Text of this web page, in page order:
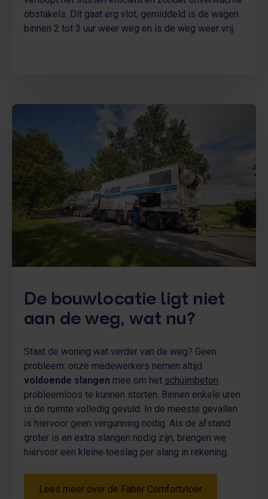
obstakels. Dit gaat erg vlot, gemiddeld is de wagen
binnen 2 tot 3 uur weer weg en is de weg weer vrij.
De bouwlocatie ligt niet
aan de weg, wat nu?
Staat de woning wat verder van de weg? Geen
probleem: onze medewerkers nemen altijd
voldoende slangen mee om het schuimbeton
probleemloos te kunnen storten. Binnen enkele uren
is de ruimte volledig gevuld. In de meeste gevallen
is hiervoor geen vergunning nodig. Als de afstand
groter is en extra slangen nodig zijn, brengen we
hiervoor een kleine toeslag per slang in rekening.
Lees meer over de Faber Comfortvloer